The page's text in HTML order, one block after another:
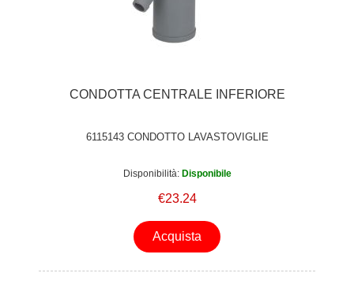
CONDOTTA CENTRALE INFERIORE
6115143 CONDOTTO LAVASTOVIGLIE
Disponibilità: Disponibile
€23.24
Acquista